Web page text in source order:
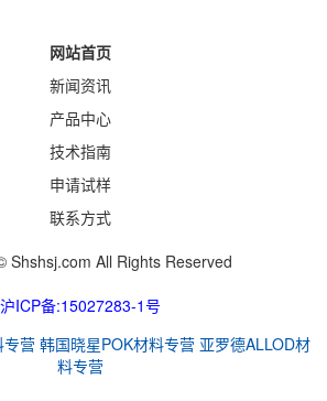
网站首页
新闻资讯
产品中心
技术指南
申请试样
联系方式
Shshsj.com All Rights Reserved
沪ICP备:15027283-1号
专营 韩国晓星POK材料专营 亚罗德ALLOD材
料专营